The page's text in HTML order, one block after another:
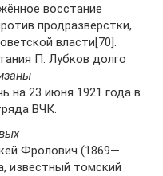
восстание
продразверстки,
власти[70].
П. Лубков долго
на 23 июня 1921 года в
ВЧК.
Фролович (1869—
известный томский